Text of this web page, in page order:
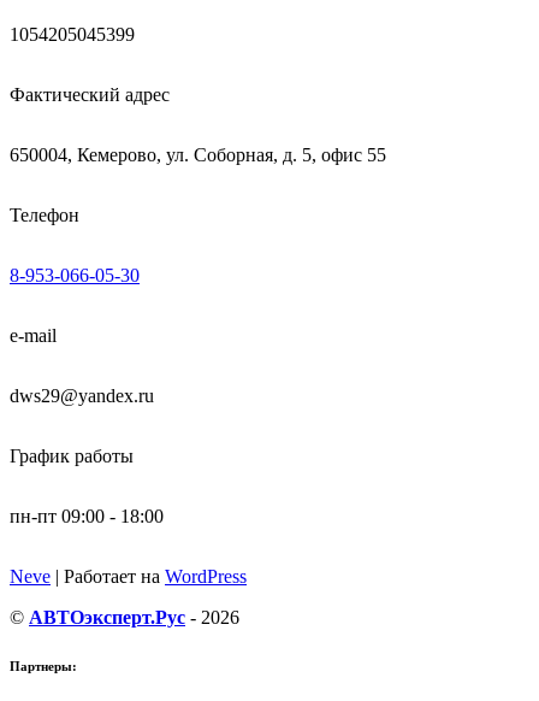
1054205045399
Фактический адрес
650004, Кемерово, ул. Соборная, д. 5, офис 55
Телефон
8-953-066-05-30
e-mail
dws29@yandex.ru
График работы
пн-пт 09:00 - 18:00
Neve | Работает на WordPress
© АВТОэксперт.Рус - 2026
Партнеры: